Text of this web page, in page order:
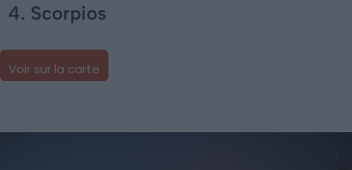
4. Scorpios
Voir sur la carte